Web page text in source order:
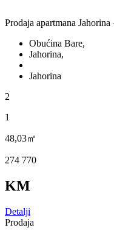
Prodaja apartmana
Obućina Bare,
Jahorina,
Jahorina
2
1
48,03㎡
274 770
KM
Detalji
Prodaja